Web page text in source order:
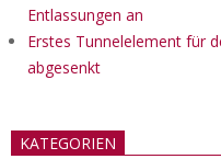
Entlassungen an
Erstes Tunnelelement für
abgesenkt
KATEGORIEN